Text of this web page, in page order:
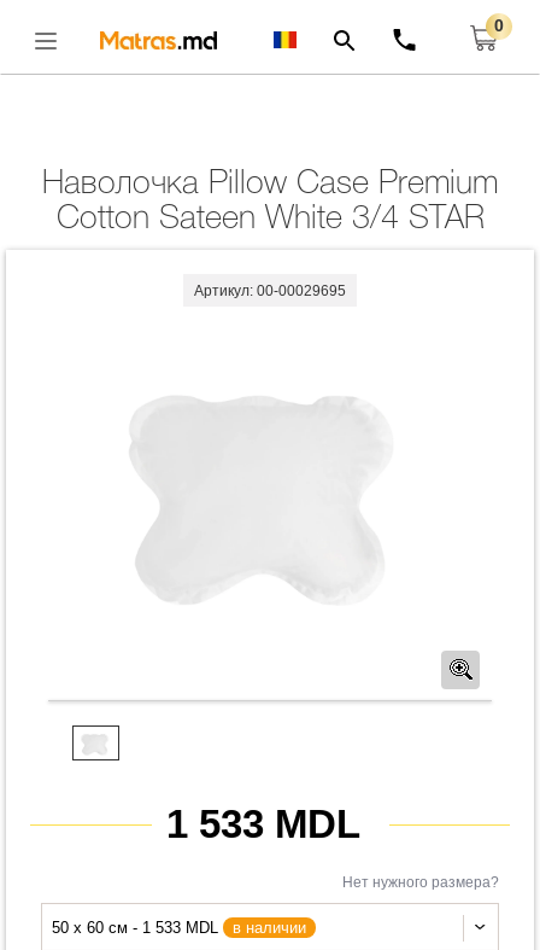
0
Наволочка Pillow Case Premium Cotton Sateen White
3/4 STAR
Наволочка Pillow Case Premium
Cotton Sateen White 3/4 STAR
Артикул: 00-00029695
1 533 MDL
Нет нужного размера?
50 x 60 см - 1 533 MDL в наличии